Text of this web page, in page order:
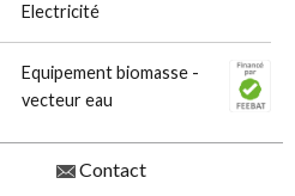
Electricité
Equipement biomasse -
vecteur eau
Contact